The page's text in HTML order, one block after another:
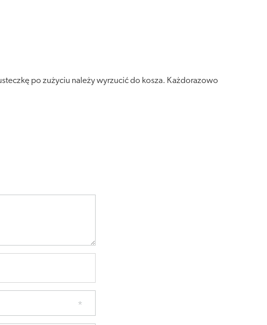
po zużyciu należy wyrzucić do kosza. Każdorazowo